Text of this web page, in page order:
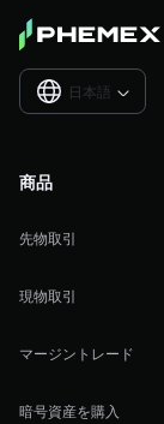
日本語 
商品
先物取引
現物取引
マージントレード
暗号資産を購入